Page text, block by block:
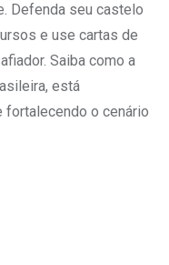
Defenda seu castelo
e use cartas de
Saiba como a
está
fortalecendo o cenário